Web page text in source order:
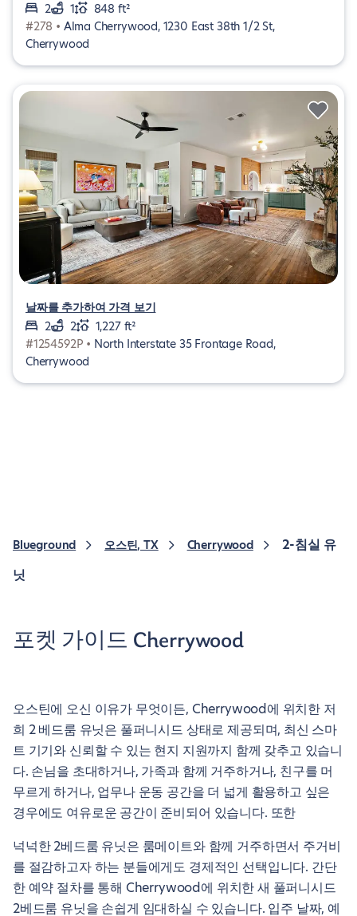
2
1
848 ft²
#278 • Alma Cherrywood, 1230 East 38th 1/2 St,
Cherrywood
날짜를 추가하여 가격 보기
2
2
1,227 ft²
#1254592P • North Interstate 35 Frontage Road,
Cherrywood
Blueground 오스틴, TX Cherrywood
2-침실 유
닛
포켓 가이드 Cherrywood
오스틴에 오신 이유가 무엇이든, Cherrywood에 위치한 저
희 2 베드룸 유닛은 풀퍼니시드 상태로 제공되며, 최신 스마
트 기기와 신뢰할 수 있는 현지 지원까지 함께 갖추고 있습니
다. 손님을 초대하거나, 가족과 함께 거주하거나, 친구를 머
무르게 하거나, 업무나 운동 공간을 더 넓게 활용하고 싶은
경우에도 여유로운 공간이 준비되어 있습니다. 또한
넉넉한 2베드룸 유닛은 룸메이트와 함께 거주하면서 주거비
를 절감하고자 하는 분들에게도 경제적인 선택입니다. 간단
한 예약 절차를 통해 Cherrywood에 위치한 새 풀퍼니시드
2베드룸 유닛을 손쉽게 임대하실 수 있습니다. 입주 날짜, 예